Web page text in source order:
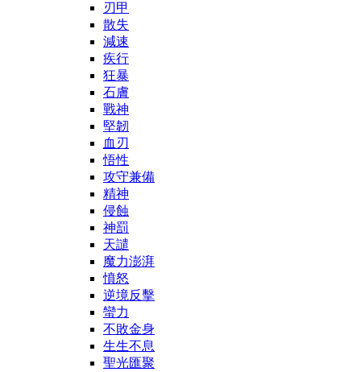
刃甲
散失
減速
疾行
狂暴
石膚
戰神
堅韌
血刃
悟性
攻守兼備
精神
侵蝕
神罰
天譴
魔力澎湃
憤怒
逆境反擊
蠻力
不敗金身
生生不息
聖光匯聚